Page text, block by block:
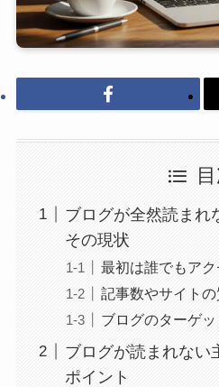
ブログが全然読まれ
その現状
最初は誰でもア
記事数やサイト
ブログのターゲ
ブログが読まれない
ポイント